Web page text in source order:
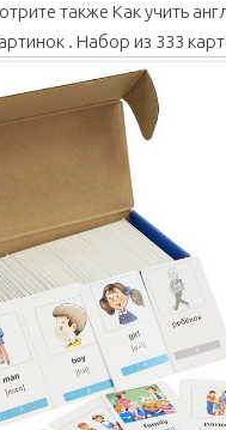
также Как учить
. Набор из 333